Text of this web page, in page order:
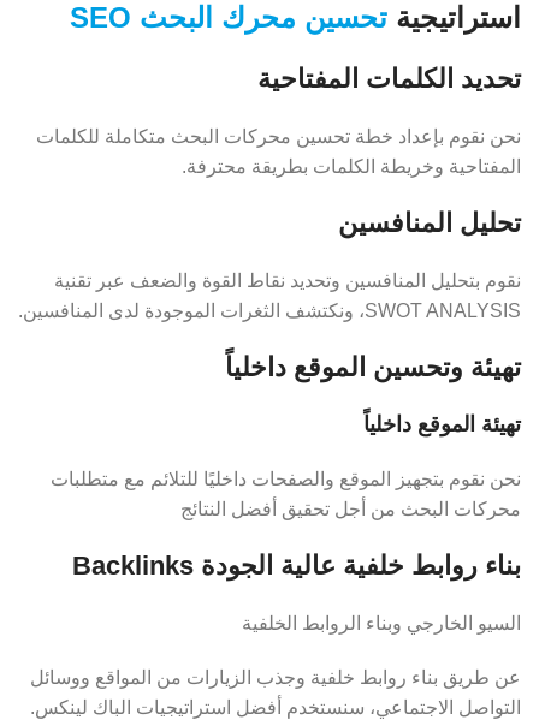
استراتيجية تحسين محرك البحث SEO
تحديد الكلمات المفتاحية
نحن نقوم بإعداد خطة تحسين محركات البحث متكاملة للكلمات
المفتاحية وخريطة الكلمات بطريقة محترفة.
تحليل المنافسين
نقوم بتحليل المنافسين وتحديد نقاط القوة والضعف عبر تقنية
SWOT ANALYSIS، ونكتشف الثغرات الموجودة لدى المنافسين.
تهيئة وتحسين الموقع داخلياً
تهيئة الموقع داخلياً
نحن نقوم بتجهيز الموقع والصفحات داخليًا للتلائم مع متطلبات
محركات البحث من أجل تحقيق أفضل النتائج
بناء روابط خلفية عالية الجودة Backlinks
السيو الخارجي وبناء الروابط الخلفية
عن طريق بناء روابط خلفية وجذب الزيارات من المواقع ووسائل
التواصل الاجتماعي، سنستخدم أفضل استراتيجيات الباك لينكس.